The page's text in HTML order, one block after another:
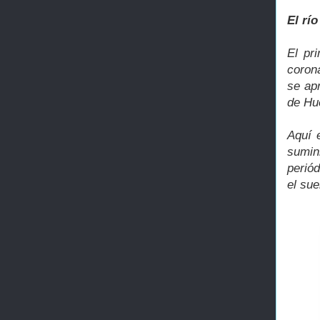
El río
El
se
de
Aquí
el